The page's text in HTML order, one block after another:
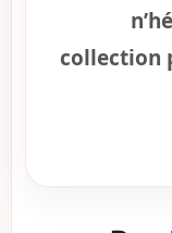
collection